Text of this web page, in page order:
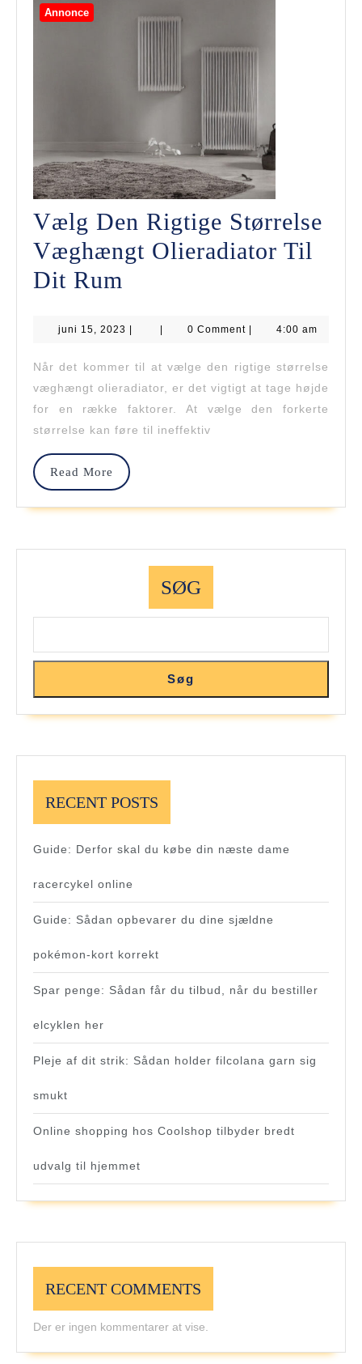
Annonce
Vælg Den Rigtige Størrelse
Væghængt Olieradiator Til
Dit Rum
Rigtige
Størrelse
Væghængt
Olieradiator
Til
Dit
Rum
juni 15, 2023 juni
0 Comment 4:00 am
Når det kommer til at vælge den rigtige størrelse
væghængt olieradiator, er det vigtigt at tage højde
for en række faktorer. At vælge den forkerte
størrelse kan føre til ineffektiv
Read More
Read
SØG
Søg
RECENT POSTS
Guide: Derfor skal du købe din næste dame
racercykel online
Guide: Sådan opbevarer du dine sjældne
pokémon-kort korrekt
Spar penge: Sådan får du tilbud, når du bestiller
elcyklen her
Pleje af dit strik: Sådan holder filcolana garn sig
smukt
Online shopping hos Coolshop tilbyder bredt
udvalg til hjemmet
RECENT COMMENTS
Der er ingen kommentarer at vise.